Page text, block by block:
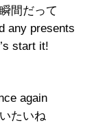
間だって
any presents
start it!
again
たいね